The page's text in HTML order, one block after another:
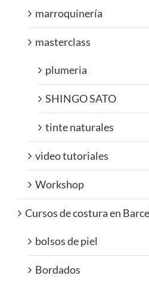
marroquinería
masterclass
plumeria
SHINGO SATO
tinte naturales
video tutoriales
Workshop
Cursos de costura en
bolsos de piel
Bordados